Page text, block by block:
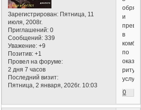
Зарегистрирован: Пятница, 11
июля, 2008г.
Приглашений: 0
Сообщений: 339
Уважение: +9
Позитив: +1
Провел на форуме:
2 дня 7 часов
Последний визит:
Пятница, 2 января, 2026г. 10:03
и
в
по
услуг.
0